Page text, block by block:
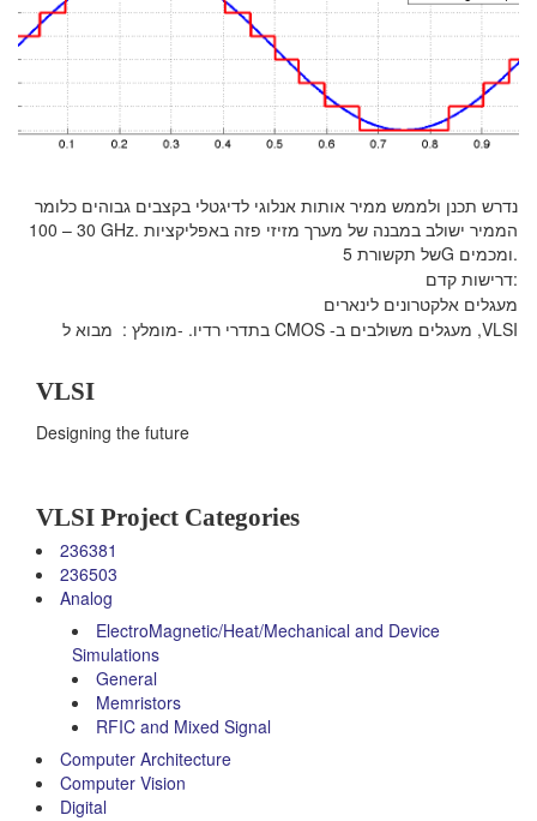
נדרש תכנן ולממש ממיר אותות אנלוגי לדיגטלי בקצבים גבוהים כלומר
30 – 100 GHz.
הממיר ישולב במבנה של מערך מזיזי פזה באפליקציות
של תקשורת 5G ומכמים.
דרישות קדם:
מעגלים אלקטרונים לינארים
מומלץ : מבוא ל-
VLSI, מעגלים משולבים ב- CMOS בתדרי רדיו.
VLSI
Designing the future
VLSI Project Categories
236381
236503
Analog
ElectroMagnetic/Heat/Mechanical and Device
Simulations
General
Memristors
RFIC and Mixed Signal
Computer Architecture
Computer Vision
Digital